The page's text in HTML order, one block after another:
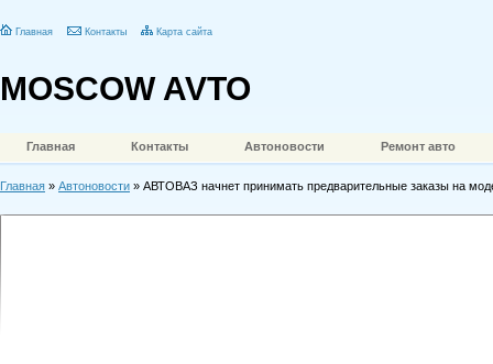
Главная Контакты Карта сайта
MOSCOW AVTO
Главная Контакты Автоновости Ремонт авто
Главная » Автоновости » АВТОВАЗ начнет принимать предварительные заказы на